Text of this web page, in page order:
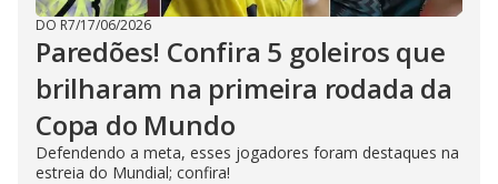
DO R7/17/06/2026
Paredões! Confira 5 goleiros que
brilharam na primeira rodada da
Copa do Mundo
Defendendo a meta, esses jogadores foram destaques na
estreia do Mundial; confira!